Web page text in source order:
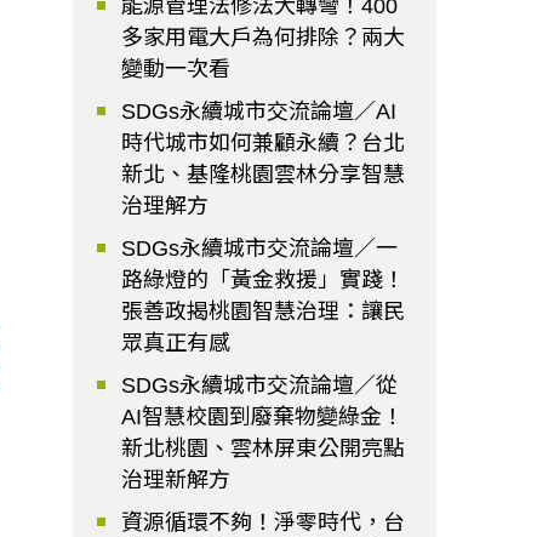
能源管理法修法大轉彎！400
多家用電大戶為何排除？兩大
變動一次看
SDGs永續城市交流論壇／AI
時代城市如何兼顧永續？台北
新北、基隆桃園雲林分享智慧
治理解方
SDGs永續城市交流論壇／一
路綠燈的「黃金救援」實踐！
張善政揭桃園智慧治理：讓民
眾真正有感
SDGs永續城市交流論壇／從
AI智慧校園到廢棄物變綠金！
新北桃園、雲林屏東公開亮點
治理新解方
資源循環不夠！淨零時代，台